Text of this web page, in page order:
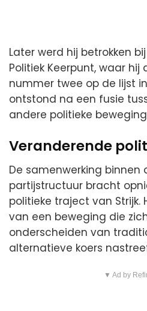
Later werd hij betrokken
Politiek Keerpunt, waar hij
nummer twee op de lijst
ontstond na een fusie
andere politieke
Veranderende
De samenwerking binnen
partijstructuur bracht
politieke traject van Strijk.
van een beweging die
onderscheiden van
alternatieve koers
▼ Ad by